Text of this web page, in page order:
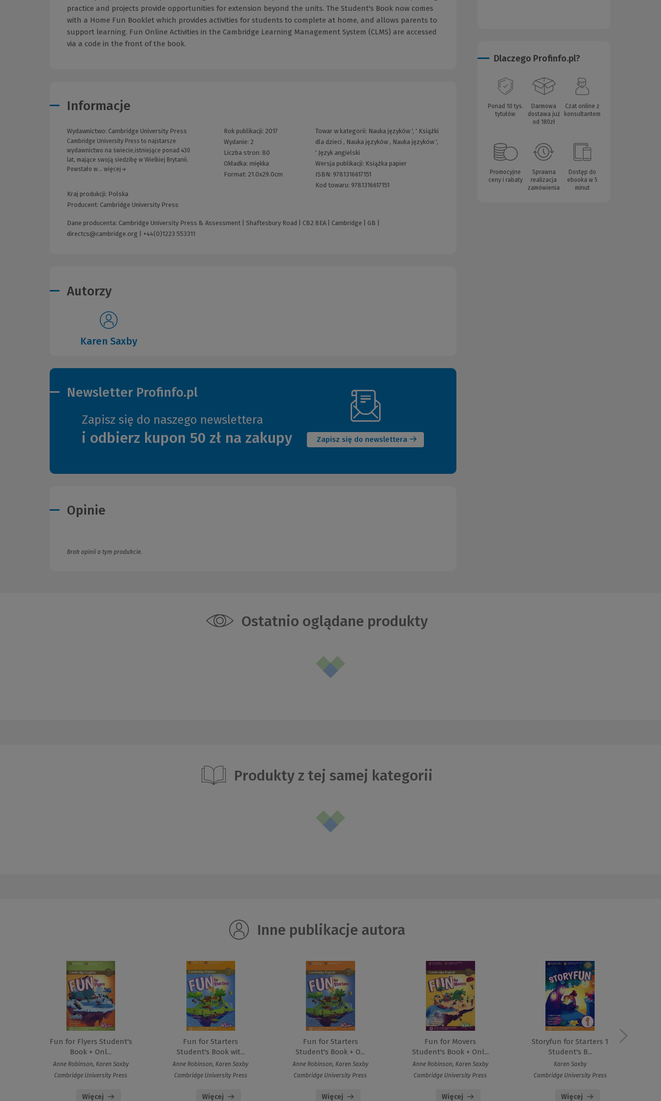
practice and projects provide opportunities for extension beyond the units. The Student's Book now comes
with a Home Fun Booklet which provides activities for students to complete at home, and allows parents to
support learning. Fun Online Activities in the Cambridge Learning Management System (CLMS) are accessed
via a code in the front of the book.
Informacje
Wydawnictwo: Cambridge University Press
Cambridge University Press to najstarsze
wydawnictwo na świecie,istniejące ponad 430
lat, mające swoją siedzibę w Wielkiej Brytanii.
Powstało w... więcej→
Kraj produkcji: Polska
Producent: Cambridge University Press
Rok publikacji: 2017
Wydanie: 2
Liczba stron: 80
Okładka: miękka
Format: 21.0x29.0cm
Towar w kategorii: Nauka języków', ' Książki
dla dzieci , Nauka języków, Nauka języków',
' Język angielski
Wersja publikacji: Książka papier
ISBN: 9781316617151
Kod towaru: 9781316617151
Dane producenta: Cambridge University Press & Assessment | Shaftesbury Road | CB2 8EA | Cambridge | GB |
directcs@cambridge.org
+44(0)1223 553311
Autorzy
Karen Saxby
Newsletter Profinfo.pl
Zapisz się do naszego newslettera
i odbierz kupon 50 zł na zakupy Zapisz się do newslettera
okno)
Opinie
Brak opinii o tym produkcie.
Dlaczego Profinfo.pl?
Ponad 10 tys.
tytułów
Darmowa
dostawa już
od 180zł
Czat online z
konsultantem
Promocyjne
ceny i rabaty
Sprawna
realizacja
zamówienia
Dostęp do
ebooka w 5
minut
Ostatnio oglądane produkty
Produkty z tej samej kategorii
Inne publikacje autora
Fun for Flyers Student's
Book + Onl...
Anne Robinson, Karen Saxby
Cambridge University Press
Więcej
Fun for Starters
Student's Book wit...
Anne Robinson, Karen Saxby
Cambridge University Press
Więcej
Fun for Starters
Student's Book + O...
Anne Robinson, Karen Saxby
Cambridge University Press
Więcej
Fun for Movers
Student's Book + Onl...
Anne Robinson, Karen Saxby
Cambridge University Press
Więcej
Storyfun for Starters 1
Student's B...
Karen Saxby
Cambridge University Press
Więcej